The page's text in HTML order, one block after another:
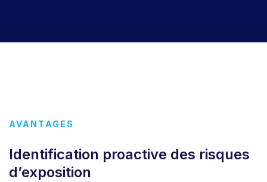
AVANTAGES
Identification proactive des risques
d’exposition